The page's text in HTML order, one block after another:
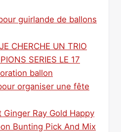
guirlande de ballons
CHERCHE UN TRIO
SERIES LE 17
ballon
organiser une fête
Ray Gold Happy
Bunting Pick And Mix